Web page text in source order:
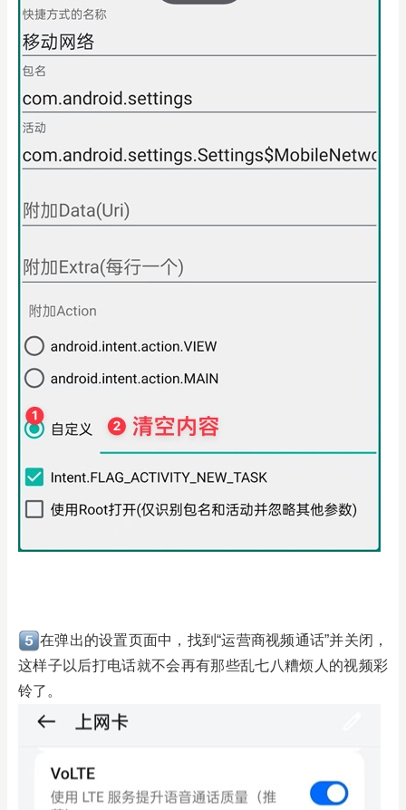
在弹出的设置页面中，找到“运营商视频通话”并关闭，
这样子以后打电话就不会再有那些乱七八糟烦人的视频彩
铃了。